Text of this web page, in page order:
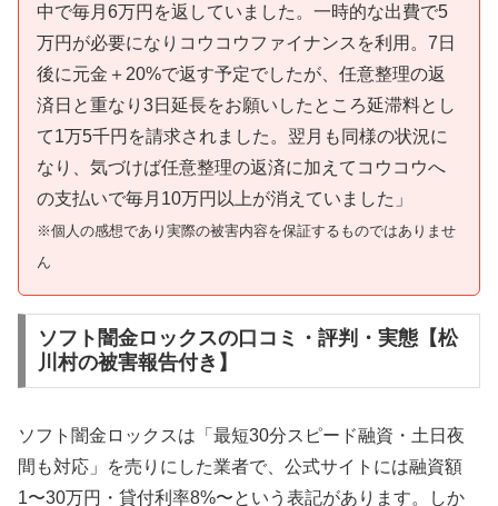
中で毎月6万円を返していました。一時的な出費で5
万円が必要になりコウコウファイナンスを利用。7日
後に元金＋20%で返す予定でしたが、任意整理の返
済日と重なり3日延長をお願いしたところ延滞料とし
て1万5千円を請求されました。翌月も同様の状況に
なり、気づけば任意整理の返済に加えてコウコウへ
の支払いで毎月10万円以上が消えていました」
※個人の感想であり実際の被害内容を保証するものではありませ
ん
ソフト闇金ロックスの口コミ・評判・実態【松
川村の被害報告付き】
ソフト闇金ロックスは「最短30分スピード融資・土日夜
間も対応」を売りにした業者で、公式サイトには融資額
1〜30万円・貸付利率8%〜という表記があります。しか